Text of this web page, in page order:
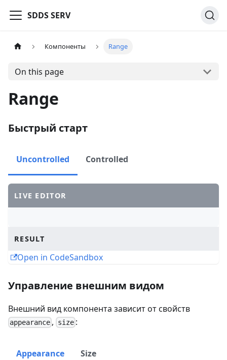
SDDS SERV
Компоненты Range
On this page
Range
Быстрый старт
Uncontrolled Controlled
LIVE EDITOR
RESULT
Open in CodeSandbox
Управление внешним видом
Внешний вид компонента зависит от свойств
appearance , size:
Appearance Size